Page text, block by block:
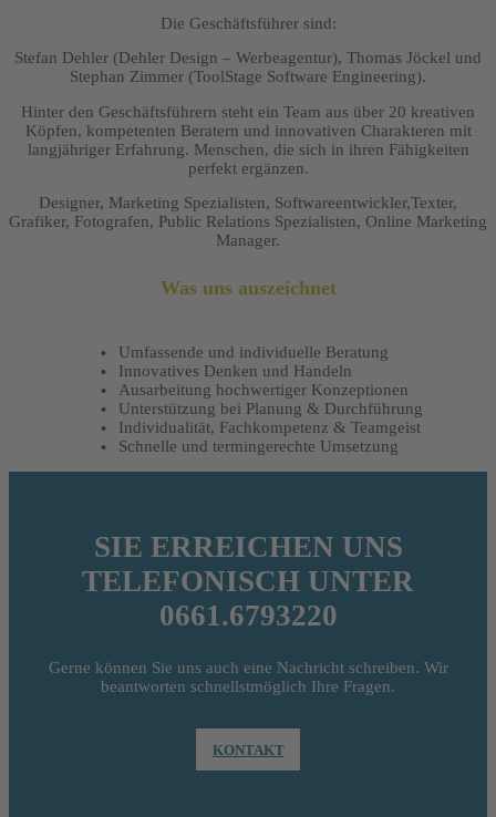
Die Geschäftsführer sind:
Stefan Dehler (Dehler Design – Werbeagentur), Thomas Jöckel und
Stephan Zimmer (ToolStage Software Engineering).
Hinter den Geschäftsführern steht ein Team aus über 20 kreativen
Köpfen, kompetenten Beratern und innovativen Charakteren mit
langjähriger Erfahrung. Menschen, die sich in ihren Fähigkeiten
perfekt ergänzen.
Designer, Marketing Spezialisten, Softwareentwickler,Texter,
Grafiker, Fotografen, Public Relations Spezialisten, Online Marketing
Manager.
Was uns auszeichnet
Umfassende und individuelle Beratung
Innovatives Denken und Handeln
Ausarbeitung hochwertiger Konzeptionen
Unterstützung bei Planung & Durchführung
Individualität, Fachkompetenz & Teamgeist
Schnelle und termingerechte Umsetzung
SIE ERREICHEN UNS
TELEFONISCH UNTER
0661.6793220
Gerne können Sie uns auch eine Nachricht schreiben. Wir
beantworten schnellstmöglich Ihre Fragen.
KONTAKT